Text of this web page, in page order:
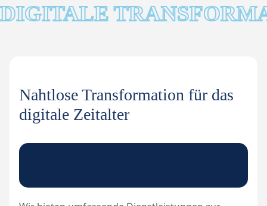
DIGITALE
Nahtlose Transformation für das
digitale Zeitalter